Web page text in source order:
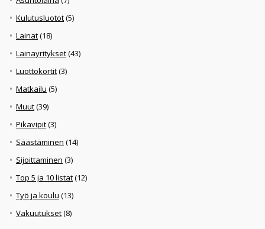
Kulutusluotot(5)
Lainat(18)
Lainayritykset(43)
Luottokortit(3)
Matkailu (5)
Muut(39)
Pikavipit(3)
Säästäminen (14)
Sijoittaminen (3)
Top 5 ja 10 listat(12)
Työ ja koulu (13)
Vakuutukset(8)